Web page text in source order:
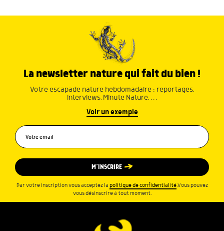
La newsletter nature qui fait du bien !
Votre escapade nature hebdomadaire : reportages,
interviews, Minute Nature, …
Voir un exemple
M’INSCRIRE
Par votre inscription vous acceptez la politique de confidentialité.Vous pouvez
vous désinscrire à tout moment.